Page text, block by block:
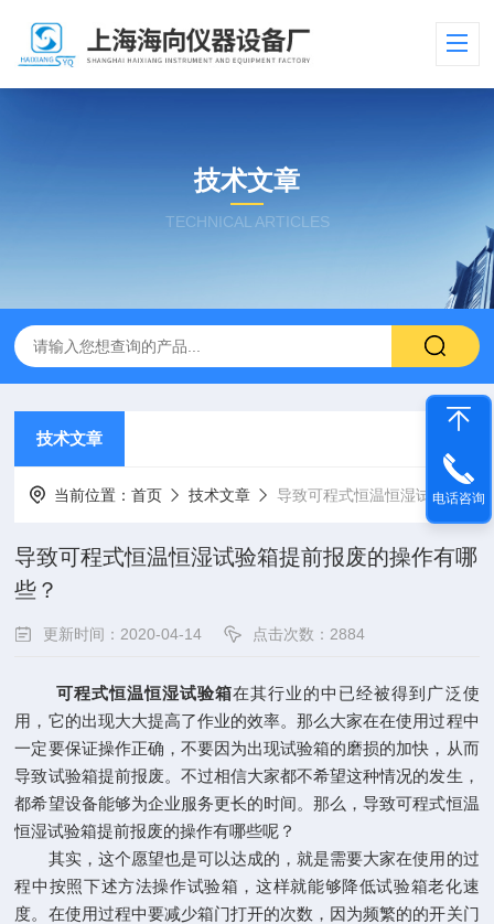
技术文章
TECHNICAL ARTICLES
技术文章
当前位置：首页 技术文章 导致可程式恒温恒湿试验箱提前报废的操作有哪些？
导致可程式恒温恒湿试验箱提前报废的操作有哪
些？
更新时间：2020-04-14 点击次数：2884
可程式恒温恒湿试验箱在其行业的中已经被得到广泛使
用，它的出现大大提高了作业的效率。那么大家在在使用过程中
一定要保证操作正确，不要因为出现试验箱的磨损的加快，从而
导致试验箱提前报废。不过相信大家都不希望这种情况的发生，
都希望设备能够为企业服务更长的时间。那么，导致可程式恒温
恒湿试验箱提前报废的操作有哪些呢？
其实，这个愿望也是可以达成的，就是需要大家在使用的过
程中按照下述方法操作试验箱，这样就能够降低试验箱老化速
度。在使用过程中要减少箱门打开的次数，因为频繁的的开关门
电话咨询